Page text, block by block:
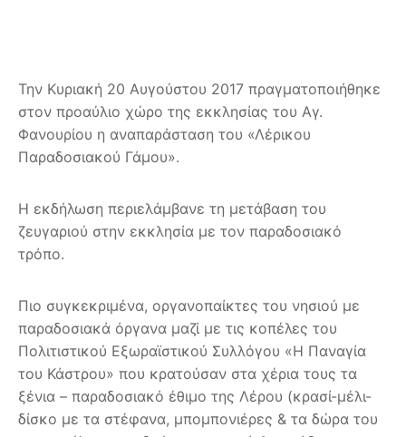
Την Κυριακή 20 Αυγούστου 2017 πραγματοποιήθηκε
στον προαύλιο χώρο της εκκλησίας του Αγ.
Φανουρίου η αναπαράσταση του «Λέρικου
Παραδοσιακού Γάμου».
Η εκδήλωση περιελάμβανε τη μετάβαση του
ζευγαριού στην εκκλησία με τον παραδοσιακό
τρόπο.
Πιο συγκεκριμένα, οργανοπαίκτες του νησιού με
παραδοσιακά όργανα μαζί με τις κοπέλες του
Πολιτιστικού Εξωραϊστικού Συλλόγου «Η Παναγία
του Κάστρου» που κρατούσαν στα χέρια τους τα
ξένια – παραδοσιακό έθιμο της Λέρου (κρασί-μέλι-
δίσκο με τα στέφανα, μπομπονιέρες & τα δώρα του